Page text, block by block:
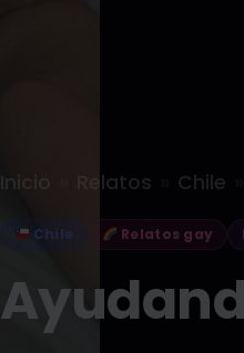
Inicio Relatos Chile
Chile Relatos gay